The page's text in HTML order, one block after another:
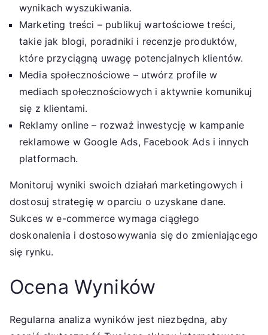
wynikach wyszukiwania.
Marketing treści – publikuj wartościowe treści,
takie jak blogi, poradniki i recenzje produktów,
które przyciągną uwagę potencjalnych klientów.
Media społecznościowe – utwórz profile w
mediach społecznościowych i aktywnie komunikuj
się z klientami.
Reklamy online – rozważ inwestycję w kampanie
reklamowe w Google Ads, Facebook Ads i innych
platformach.
Monitoruj wyniki swoich działań marketingowych i
dostosuj strategię w oparciu o uzyskane dane.
Sukces w e-commerce wymaga ciągłego
doskonalenia i dostosowywania się do zmieniającego
się rynku.
Ocena Wyników
Regularna analiza wyników jest niezbędna, aby